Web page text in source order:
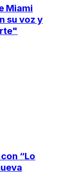
Miami
su voz y
“Lo